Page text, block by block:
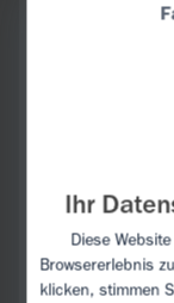
Ihr
Diese
Browsererlebnis
klicken, stimmen
gar ist
Das